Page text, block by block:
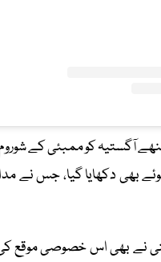
آگستیہ کو ممبئی کے
بھی دکھایا گیا، جس نے
نے بھی اس خصوصی موقع